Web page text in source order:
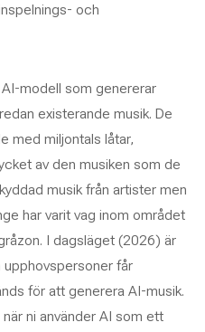
och
modell som genererar
existerande musik. De
med miljontals låtar,
av den musiken som de
musik från artister men
har varit vag inom området
I dagsläget (2026) är
får
för att generera AI-musik.
ni använder AI som ett